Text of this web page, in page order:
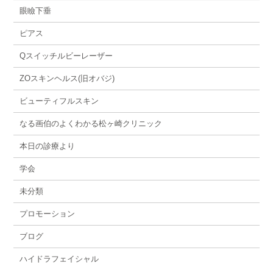
眼瞼下垂
ピアス
Qスイッチルビーレーザー
ZOスキンヘルス(旧オバジ)
ビューティフルスキン
なる画伯のよくわかる松ヶ崎クリニック
本日の診療より
学会
未分類
プロモーション
ブログ
ハイドラフェイシャル